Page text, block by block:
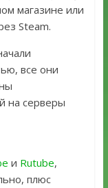
магазине или
Steam.
все они
на серверы
и Rutube,
плюс